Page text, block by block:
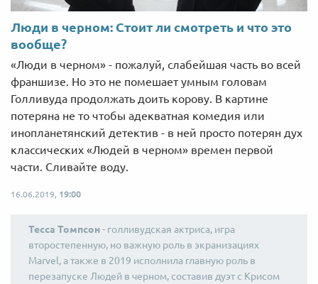
Люди в черном: Стоит ли смотреть и что это
вообще?
«Люди в черном» - пожалуй, слабейшая часть во всей
франшизе. Но это не помешает умным головам
Голливуда продолжать доить корову. В картине
потеряна не то чтобы адекватная комедия или
инопланетянский детектив - в ней просто потерян дух
классических «Людей в черном» времен первой
части. Сливайте воду.
16.06.2019, 19:00
Тесса Томпсон- голливудская актриса, игра
второстепенную, но важную роль в экранизациях
Marvel, а также в 2019 исполнила главную роль в
перезапуске Людей в черном, составив дуэт с Крисом